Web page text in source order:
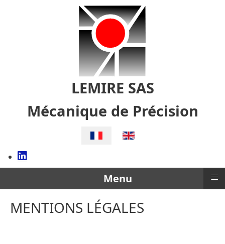
LEMIRE SAS
Mécanique de Précision
Sélectionnez votre langue
Menu ≡
MENTIONS LÉGALES